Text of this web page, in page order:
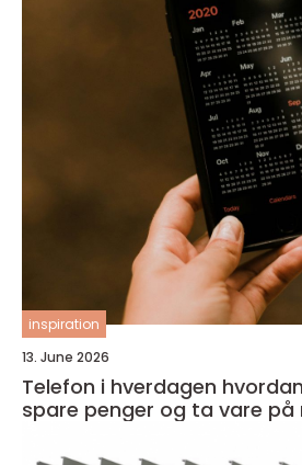
inspiration
13. June 2026
Telefon i hverdagen hvordan velge smart,
spare penger og ta vare på